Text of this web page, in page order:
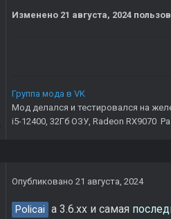
Изменено 21 августа, 2024
Группа мода в VK
Мод делался и тестировался на
i5-12400, 32Гб ОЗУ, Radeon RX9070
Опубликовано 21 августа, 2024
Policai а 3.6.xx и самая